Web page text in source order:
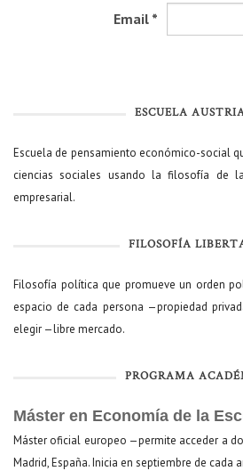
Email *
ESCUELA
Escuela de pensamiento económico-social
ciencias sociales usando la filosofía de
empresarial.
FILOSOFÍA
Filosofía política que promueve un orden
espacio de cada persona —propiedad
elegir —libre mercado.
PROGRAMA
Máster en Economía de la
Máster oficial europeo —permite acceder a
Madrid, España. Inicia en septiembre de cada